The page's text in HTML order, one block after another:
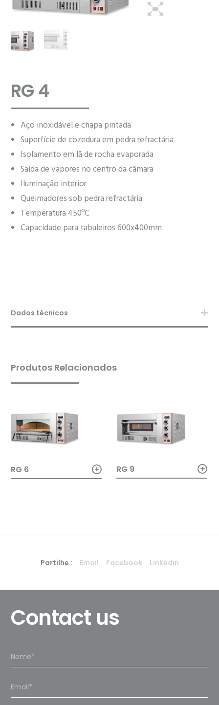
RG 4
Aço inoxidável e chapa pintada
Superfície de cozedura em pedra refractária
Isolamento em lã de rocha evaporada
Saída de vapores no centro da câmara
Iluminação interior
Queimadores sob pedra refractária
Temperatura 450ºC
Capacidade para tabuleiros 600x400mm
Dados técnicos
Produtos Relacionados
RG 6 + RG 9 +
Partilhe : Email Facebook Linkedin
Contact us